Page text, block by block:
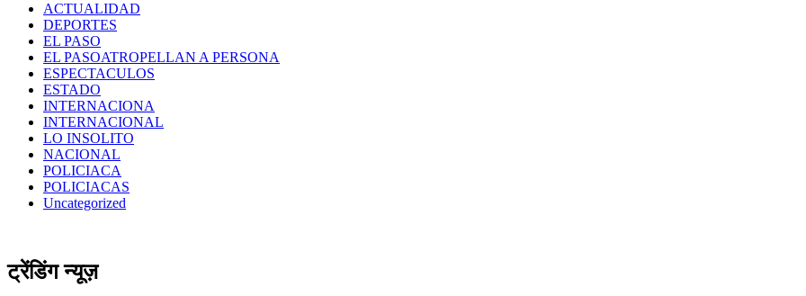
ACTUALIDAD
DEPORTES
EL PASO
EL PASOATROPELLAN A PERSONA
ESPECTACULOS
ESTADO
INTERNACIONA
INTERNACIONAL
LO INSOLITO
NACIONAL
POLICIACA
POLICIACAS
Uncategorized
ट्रेंडिंग न्यूज़